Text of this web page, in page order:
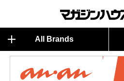
All Brands